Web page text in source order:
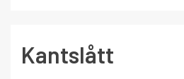
Kantslått